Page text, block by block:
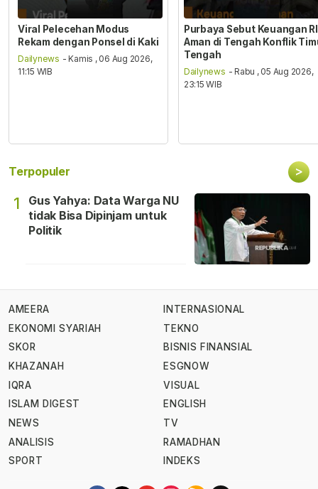
Viral Pelecehan Modus
Rekam dengan Ponsel di Kaki
Dailynews - Kamis , 06 Aug 2026,
11:15 WIB
Purbaya Sebut Keuangan RI
Aman di Tengah Konflik
Tengah
Dailynews - Rabu , 05 Aug 2026,
23:15 WIB
Terpopuler >
1
Gus Yahya: Data Warga NU
tidak Bisa Dipinjam untuk
Politik
AMEERA
EKONOMI SYARIAH
SKOR
KHAZANAH
IQRA
ISLAM DIGEST
NEWS
ANALISIS
SPORT
INTERNASIONAL
TEKNO
BISNIS FINANSIAL
ESGNOW
VISUAL
ENGLISH
TV
RAMADHAN
INDEKS